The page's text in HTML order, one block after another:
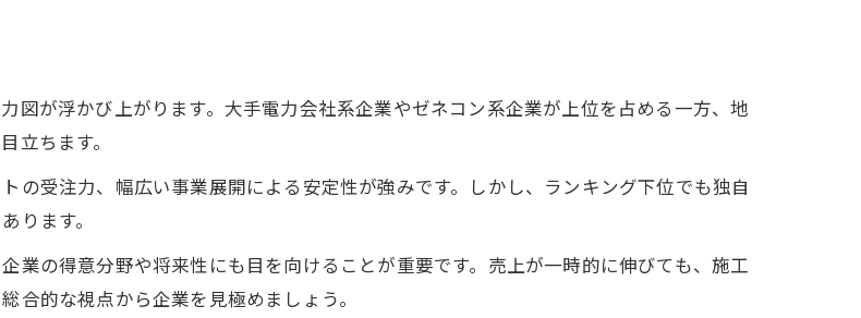
図が浮かび上がります。大手電力会社系企業やゼネコン系企業が上位を占める一方、地
立ちます。
の受注力、幅広い事業展開による安定性が強みです。しかし、ランキング下位でも独自
ります。
業の得意分野や将来性にも目を向けることが重要です。売上が一時的に伸びても、施工
合的な視点から企業を見極めましょう。